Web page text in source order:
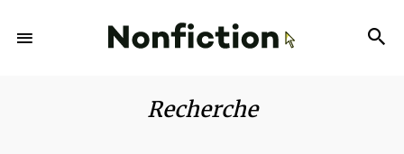
Recherche